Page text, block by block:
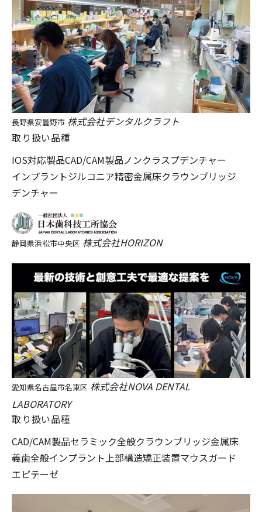
長野県安曇野市 株式会社デンタルクラフト
取り扱い品種
IOS対応製品CAD/CAM製品ノンクラスプデンチャー
インプラントジルコニア精密金属床クラウンブリッジ
デンチャー
静岡県浜松市中央区 株式会社HORIZON
愛知県名古屋市名東区 株式会社NOVA DENTAL
LABORATORY
取り扱い品種
CAD/CAM製品セラミック全般クラウンブリッジ金属床
義歯全般インプラント上部構造矯正装置マウスガード
エピテーゼ